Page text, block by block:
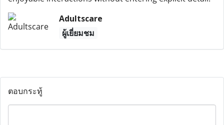
Adultscare
ผู้เยี่ยมชม
ตอบกระทู้